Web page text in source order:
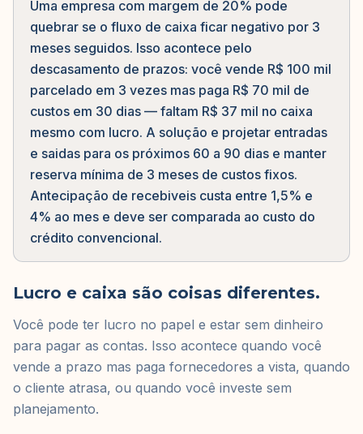
Uma empresa com margem de 20% pode
quebrar se o fluxo de caixa ficar negativo por 3
meses seguidos. Isso acontece pelo
descasamento de prazos: você vende R$ 100 mil
parcelado em 3 vezes mas paga R$ 70 mil de
custos em 30 dias — faltam R$ 37 mil no caixa
mesmo com lucro. A solução e projetar entradas
e saidas para os próximos 60 a 90 dias e manter
reserva mínima de 3 meses de custos fixos.
Antecipação de recebiveis custa entre 1,5% e
4% ao mes e deve ser comparada ao custo do
crédito convencional.
Lucro e caixa são coisas diferentes.
Você pode ter lucro no papel e estar sem dinheiro
para pagar as contas. Isso acontece quando você
vende a prazo mas paga fornecedores a vista, quando
o cliente atrasa, ou quando você investe sem
planejamento.